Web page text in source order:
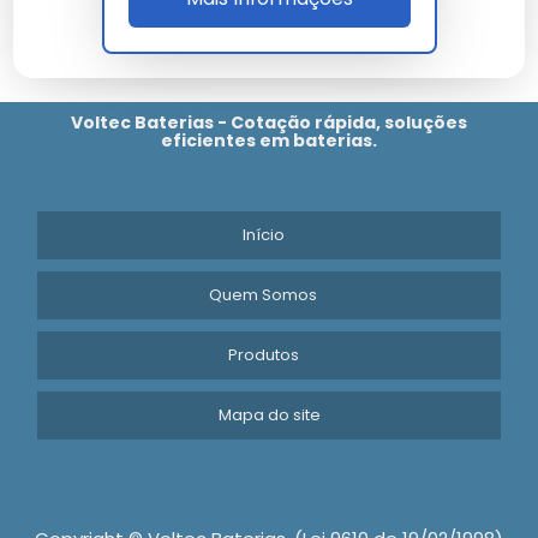
nobreak sms 600vaentregue por nossa
empresa carrega anos de pesquisa e
desenvolvimento focado em eficiência real.
Lembramos que o uso denobreak sms 600va
Em suma, onobreak sms 600varepresenta o que há
de melhor em tecnologia e inovação, sendo um
componente vital para quem busca excelência. Nossa
empresa continua empenhada em trazer as melhores
com o suporte e a confiança de quem é referência
no setor. Não perca a oportunidade de otimizar seus
processos com a qualidade garantida de nossos
Voltec Baterias - Cotação rápida, soluções
eficientes em baterias.
Início
Quem Somos
Produtos
Mapa do site